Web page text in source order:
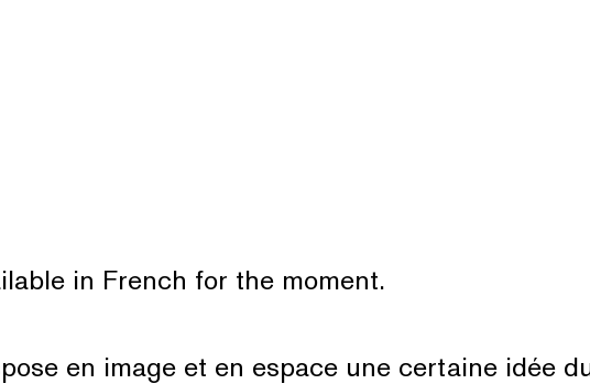
in French for the moment.
en image et en espace une certaine idée